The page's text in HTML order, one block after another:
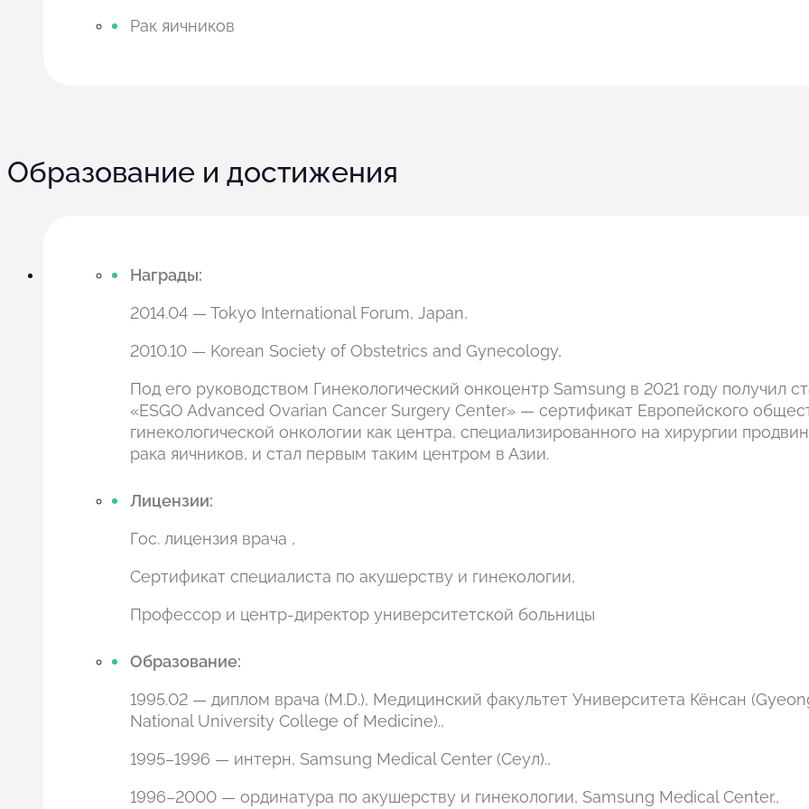
Рак яичников
Образование и достижения
Награды:
2014.04 — Tokyo International Forum, Japan,
2010.10 — Korean Society of Obstetrics and Gynecology,
Под его руководством Гинекологический онкоцентр Samsung в 2021 году получил
«ESGO Advanced Ovarian Cancer Surgery Center» — сертификат Европейского
гинекологической онкологии как центра, специализированного на хирургии
рака яичников, и стал первым таким центром в Азии.
Лицензии:
Гос. лицензия врача ,
Сертификат специалиста по акушерству и гинекологии,
Профессор и центр-директор университетской больницы
Образование:
1995.02 — диплом врача (M.D.), Медицинский факультет Университета Кёнсан
National University College of Medicine).,
1995–1996 — интерн, Samsung Medical Center (Сеул).,
1996–2000 — ординатура по акушерству и гинекологии, Samsung Medical Center.,